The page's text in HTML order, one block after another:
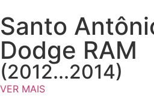
Santo
Dodge RAM
(2012...2014)
VER MAIS